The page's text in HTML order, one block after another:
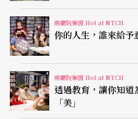
不僅分享，更是共創
傳播理論大師麥克魯漢曾說：「
e medium is the message）。透
計畫與媒介，兩廳院希望找出數
與經營的運用之道，彼此更須打
夥伴關係，讓型態、規模與目標
兩廳院櫥窗 Hot at NTCH
你的人生，誰來給予
兩廳院櫥窗 Hot at NTCH
透過教育，讓你知道
「美」